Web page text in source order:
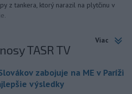
z tankera, ktorý narazil na plytčinu v
Viac
TASR TV
zabojuje na ME v Paríži
výsledky